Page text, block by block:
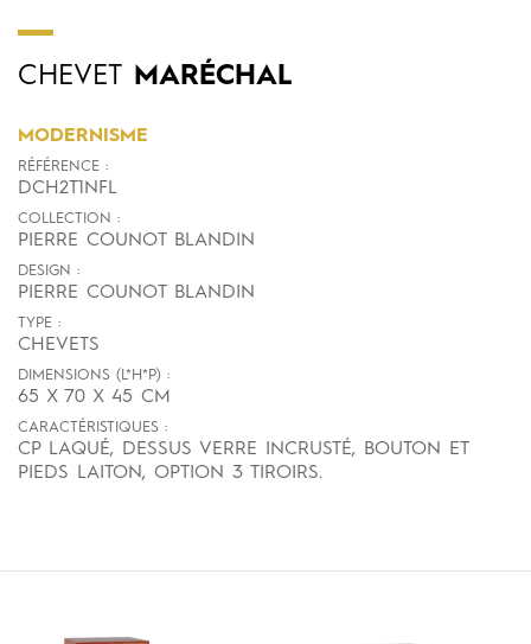
CHEVET MARÉCHAL
MODERNISME
RÉFÉRENCE :
DCH2T1NFL
COLLECTION :
PIERRE COUNOT BLANDIN
DESIGN :
PIERRE COUNOT BLANDIN
TYPE :
CHEVETS
DIMENSIONS (L*H*P) :
65 X 70 X 45 CM
CARACTÉRISTIQUES :
CP LAQUÉ, DESSUS VERRE INCRUSTÉ, BOUTON ET
PIEDS LAITON, OPTION 3 TIROIRS.